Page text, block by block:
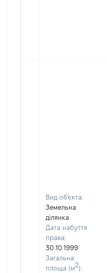
Вид об'єкта:
Земельна
ділянка
Дата набуття
права:
30.10.1999
Загальна
площа (м2):